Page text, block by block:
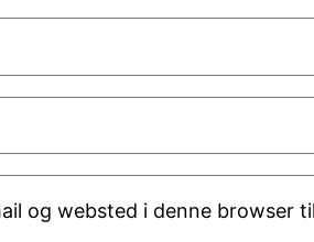
og websted i denne browser